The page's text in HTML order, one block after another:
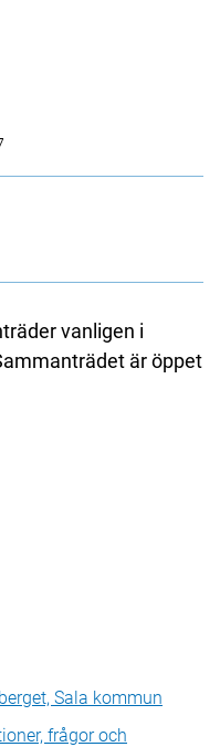
vanligen i
är öppet
Sala kommun
frågor och